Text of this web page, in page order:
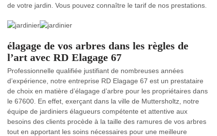
de votre jardin. Vous pouvez connaître le tarif de nos prestations.
élagage de vos arbres dans les règles de
l’art avec RD Elagage 67
Professionnelle qualifiée justifiant de nombreuses années
d’expérience, notre entreprise RD Elagage 67 est un prestataire
de choix en matière d’élagage d’arbre pour les propriétaires dans
le 67600. En effet, exerçant dans la ville de Muttersholtz, notre
équipe de jardiniers élagueurs compétente et attentive aux
besoins des clients procède à la taille des ramures de vos arbres
tout en apportant les soins nécessaires pour une meilleure